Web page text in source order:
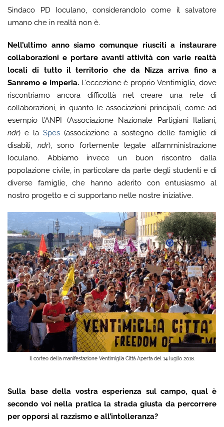
Sindaco PD Ioculano, considerandolo come il salvatore
umano che in realtà non è.
Nell’ultimo anno siamo comunque riusciti a instaurare
collaborazioni e portare avanti attività con varie realtà
locali di tutto il territorio che da Nizza arriva fino a
Sanremo e Imperia.L’eccezione è proprio Ventimiglia, dove
riscontriamo ancora difficoltà nel creare una rete di
collaborazioni, in quanto le associazioni principali, come ad
esempio l’ANPI (Associazione Nazionale Partigiani Italiani,
ndr) e la Spes (associazione a sostegno delle famiglie di
disabili, ndr), sono fortemente legate all’amministrazione
Ioculano. Abbiamo invece un buon riscontro dalla
popolazione civile, in particolare da parte degli studenti e di
diverse famiglie, che hanno aderito con entusiasmo al
nostro progetto e ci supportano nelle nostre iniziative.
Il corteo della manifestazione Ventimiglia Città Aperta del 14 luglio 2018.
Sulla base della vostra esperienza sul campo, qual è
secondo voi nella pratica la strada giusta da percorrere
per opporsi al razzismo e all’intolleranza?